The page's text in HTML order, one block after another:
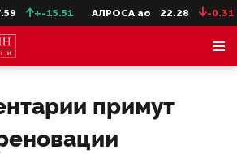
+-15.51 АЛРОСА ао 22.28 -0.31
примут